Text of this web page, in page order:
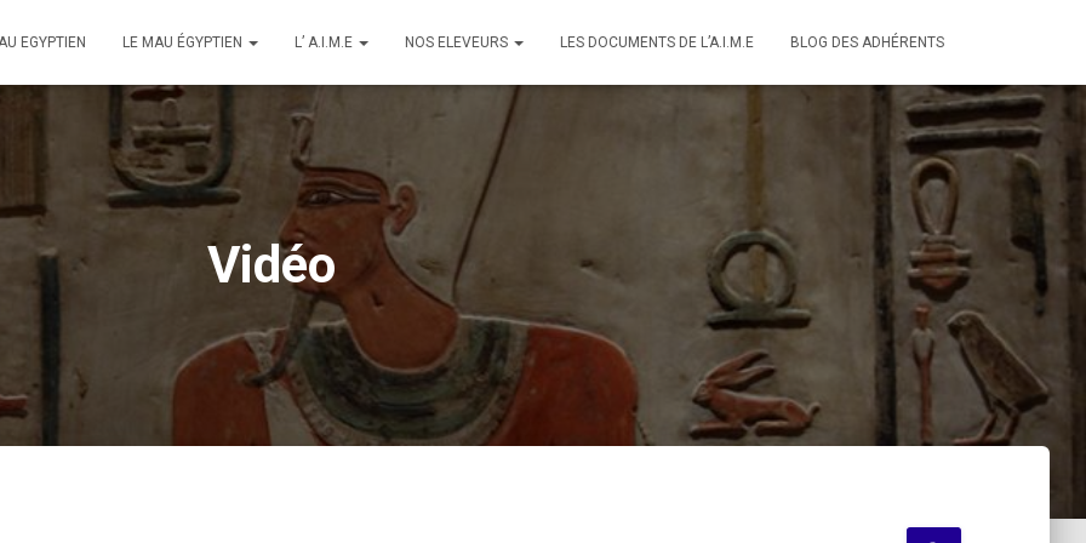
EGYPTIEN LE MAU ÉGYPTIEN L’ A.I.M.E NOS ELEVEURS LES DOCUMENTS DE L’A.I.M.E BLOG DES ADHÉRENTS
Vidéo